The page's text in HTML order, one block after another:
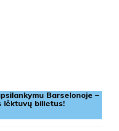
Barselonoje –
lėktuvų bilietus!